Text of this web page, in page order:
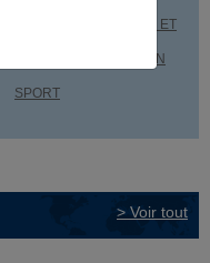
INGÉNIERIE ET
RÉHABILITATION
SPORT
> Voir tout